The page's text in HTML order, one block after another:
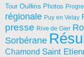
Tour Oullins Photos
régionale Puy en Velay
presse Rive de Gier
Sorbérane
Chamond Saint